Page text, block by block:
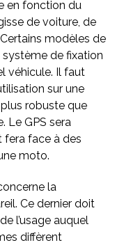
en fonction du
de voiture, de
modèles de
système de fixation
véhicule. Il faut
sur une
robuste que
Le GPS sera
fera face à des
moto.
la
Ce dernier doit
l’usage auquel
diffèrent